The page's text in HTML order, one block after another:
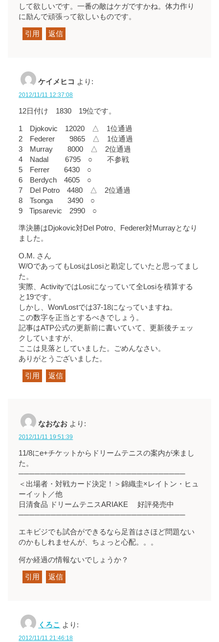
して欲しいです。一番の敵はケガですかね。体力作り
に励んで頑張って欲しいものです。
引用 返信
ケイメヒコ より:
2012/11/11 12:37:08
12日付け 1830 19位です。
1 Djokovic 12020 △ 1位通過
2 Federer 9865 △ 1位通過
3 Murray 8000 △ 2位通過
4 Nadal 6795 ○ 不参戦
5 Ferrer 6430 ○
6 Berdych 4605 ○
7 Del Potro 4480 △ 2位通過
8 Tsonga 3490 ○
9 Tipsarevic 2990 ○
準決勝はDjokovic対Del Potro、Federer対Murrayとなり
ました。
O.M. さん
W/OであってもLosiはLosiと勘定していたと思ってまし
た。
実際、ActivityではLosiになっていて全Losiを積算する
と19です。
しかし、Won/Lostでは37-18になっていますね。
この数字を正当とするべきでしょう。
記事はATP公式の更新前に書いていて、更新後チェッ
クしていますが、
ここは見落としていました。ごめんなさい。
ありがとうございました。
引用 返信
なおなお より:
2012/11/11 19:51:39
11/8にe+チケットからドリームテニスの案内が来まし
た。
───────────────────────────────
＜出場者・対戦カード決定！＞錦織圭×レイトン・ヒュ
ーイット／他
日清食品 ドリームテニスARIAKE 好評発売中
───────────────────────────────
エキビジでも試合ができるなら足首はさほど問題ない
のかもしれませんが、ちょっと心配。。。
何か経過の情報ないでしょうか？
引用 返信
くろこ より:
2012/11/11 21:46:18